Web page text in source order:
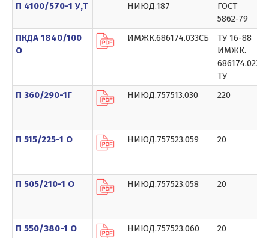
П 4100/570-1 У,Т НИЮД.187
ГОСТ
5862-79
ПКДА 1840/100
О
ИМЖК.686174.033СБ
ТУ 16-88
ИМЖК.
686174.023
ТУ
П 360/290-1Г НИЮД.757513.030 220
П 515/225-1 О НИЮД.757523.059 20
П 505/210-1 О НИЮД.757523.058 20
П 550/380-1 О НИЮД.757523.060 20